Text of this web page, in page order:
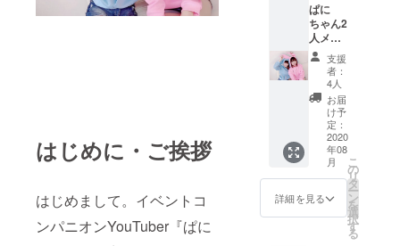
はじめに・ご挨拶
はじめまして。イベントコ
ンパニオンYouTuber『ぱに
ぱに
ちゃん2
人メッ
セージ
入り写
メ（全
員共
通）
支援
者：
4人
お届
け予
定：
2020
年08
月
詳細を見る
こ
の
リ
タ
ー
ン
を
選
択
す
る